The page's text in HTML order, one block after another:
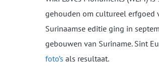
gehouden om cultureel erfgoed
Surinaamse editie ging in
gebouwen van Suriname. Sint
foto’s als resultaat.